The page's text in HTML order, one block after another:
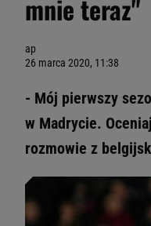
mnie teraz"
ap
26 marca 2020, 11:38
- Mój pierwszy
w Madrycie.
rozmowie z